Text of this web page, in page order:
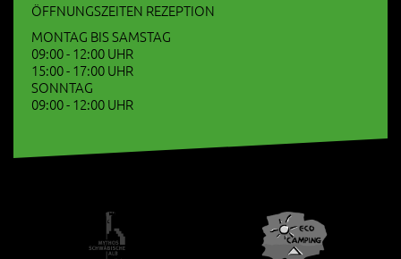
ÖFFNUNGSZEITEN REZEPTION
MONTAG BIS SAMSTAG
09:00 - 12:00 UHR
15:00 - 17:00 UHR
SONNTAG
09:00 - 12:00 UHR